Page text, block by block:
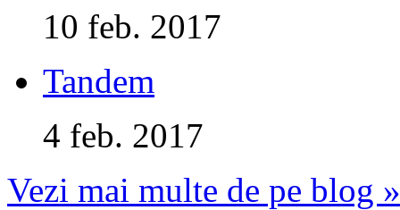
10 feb. 2017
Tandem
4 feb. 2017
Vezi mai multe de pe blog »